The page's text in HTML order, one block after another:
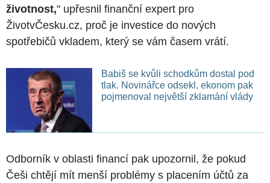
životnost," upřesnil finanční expert pro
ŽivotvČesku.cz, proč je investice do nových
spotřebičů vkladem, který se vám časem vrátí.
Babiš se kvůli schodkům dostal pod
tlak. Novinářce odsekl, ekonom pak
pojmenoval největší zklamání vlády
Odborník v oblasti financí pak upozornil, že pokud
Češi chtějí mít menší problémy s placením účtů za